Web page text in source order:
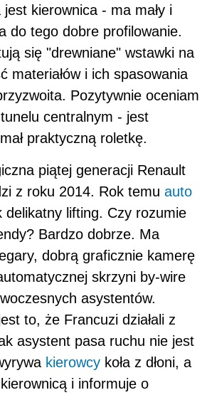
jest kierownica - ma mały i
do tego dobre profilowanie.
się "drewniane" wstawki na
materiałów i ich spasowania
Pozytywnie oceniam
centralnym - jest
praktyczną roletkę.
piątej generacji Renault
z roku 2014. Rok temu auto
delikatny lifting. Czy rozumie
Bardzo dobrze. Ma
dobrą graficznie kamerę
skrzyni by-wire
asystentów.
to, że Francuzi działali z
asystent pasa ruchu nie jest
kierowcy koła z dłoni, a
i informuje o